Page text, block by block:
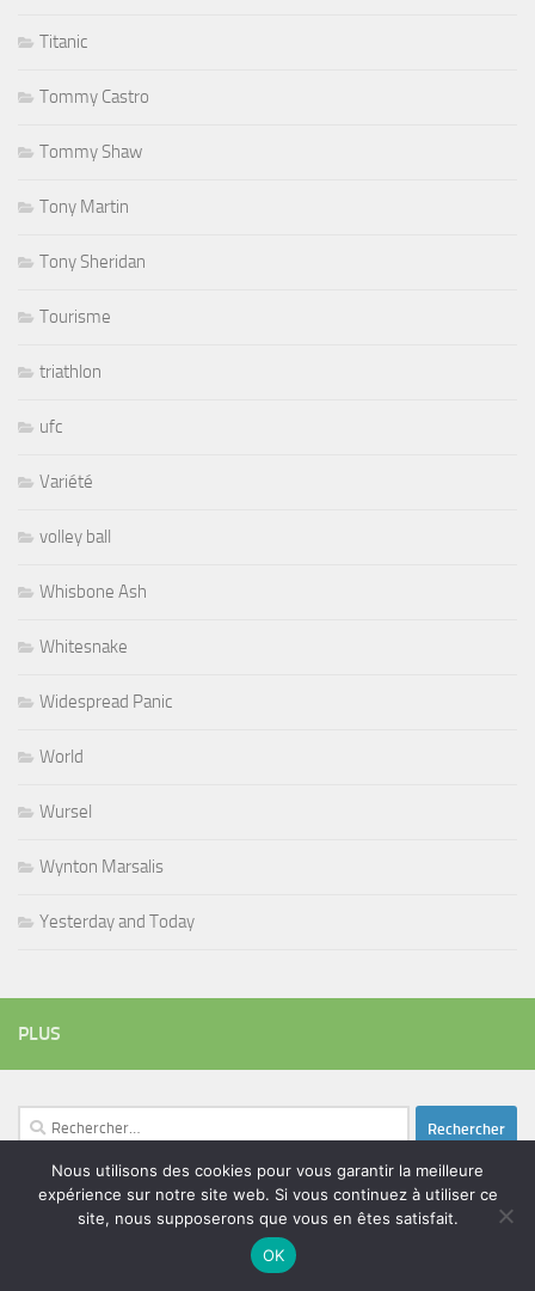
Titanic
Tommy Castro
Tommy Shaw
Tony Martin
Tony Sheridan
Tourisme
triathlon
ufc
Variété
volley ball
Whisbone Ash
Whitesnake
Widespread Panic
World
Wursel
Wynton Marsalis
Yesterday and Today
PLUS
Rechercher :
ÉTIQUETTES
batteurbeatles
Nous utilisons des cookies pour vous garantir la meilleure
expérience sur notre site web. Si vous continuez à utiliser ce
site, nous supposerons que vous en êtes satisfait.
OK